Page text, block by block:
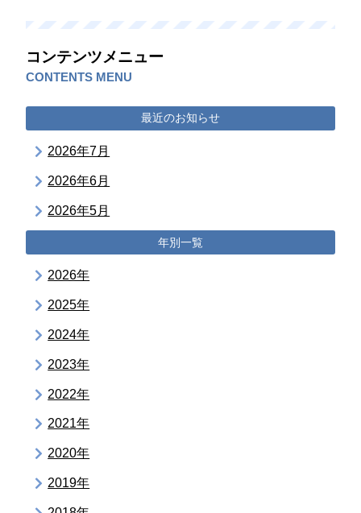
コンテンツメニュー
CONTENTS MENU
最近のお知らせ
2026年7月
2026年6月
2026年5月
年別一覧
2026年
2025年
2024年
2023年
2022年
2021年
2020年
2019年